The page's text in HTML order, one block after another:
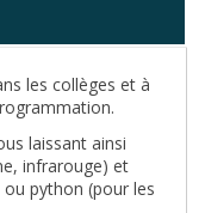
les collèges et à
laissant ainsi
infrarouge) et
python (pour les